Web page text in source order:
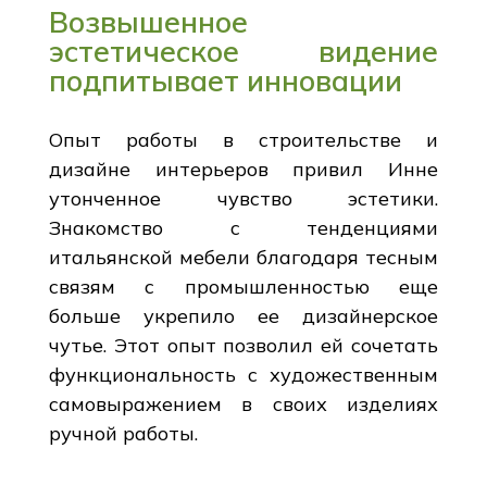
Возвышенное
эстетическое видение
подпитывает инновации
Опыт работы в строительстве и
дизайне интерьеров привил Инне
утонченное чувство эстетики.
Знакомство с тенденциями
итальянской мебели благодаря тесным
связям с промышленностью еще
больше укрепило ее дизайнерское
чутье. Этот опыт позволил ей сочетать
функциональность с художественным
самовыражением в своих изделиях
ручной работы.